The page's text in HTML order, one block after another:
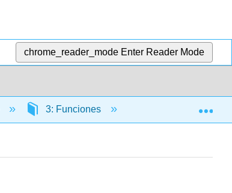
chrome_reader_mode Enter Reader Mode
3: Funciones 3.2: Funciones y